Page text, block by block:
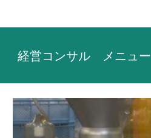
経営コンサル メニュー